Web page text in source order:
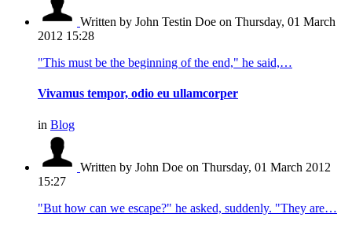
Written by John Testin Doe on Thursday, 01 March
2012 15:28
"This must be the beginning of the end," he said,…
Vivamus tempor, odio eu ullamcorper
in Blog
Written by John Doe on Thursday, 01 March 2012
15:27
"But how can we escape?" he asked, suddenly. "They are…